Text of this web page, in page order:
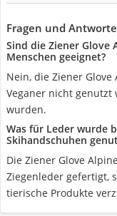
Fragen und
Sind die Ziener Glove
Menschen geeignet?
Nein, die Ziener
Veganer nicht genutzt
wurden.
Was für Leder wurde
Skihandschuhen
Die Ziener Glove
Ziegenleder gefertigt,
tierische Produkte